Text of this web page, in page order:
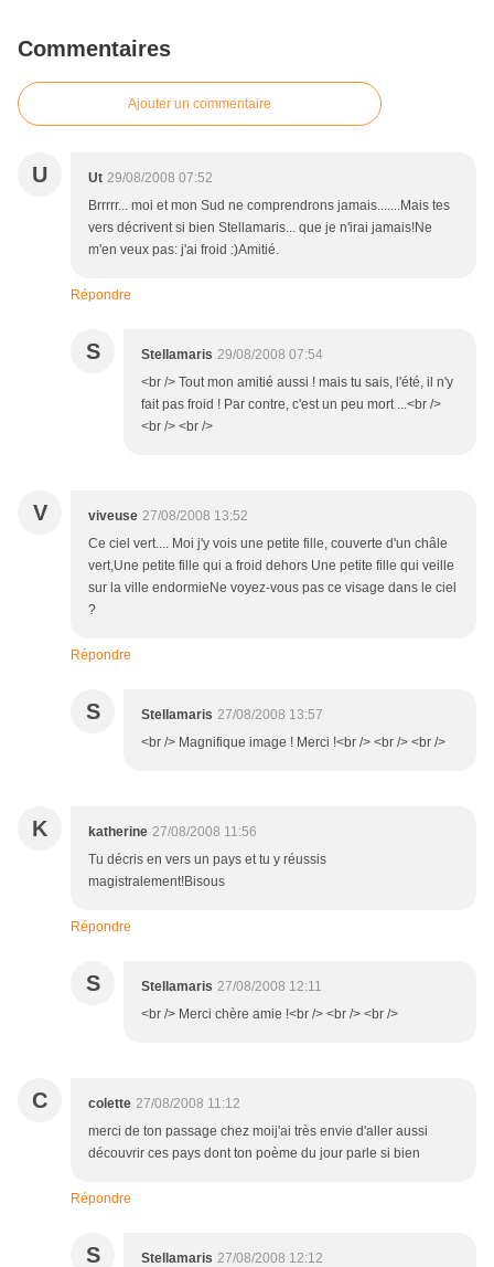
Commentaires
Ajouter un commentaire
U Ut 29/08/2008 07:52
Brrrrr... moi et mon Sud ne comprendrons jamais.......Mais tes
vers décrivent si bien Stellamaris... que je n'irai jamais!Ne
m'en veux pas: j'ai froid :)Amitié.
Répondre
S Stellamaris 29/08/2008 07:54
<br /> Tout mon amitié aussi ! mais tu sais, l'été, il n'y
fait pas froid ! Par contre, c'est un peu mort ...<br />
<br /> <br />
V viveuse 27/08/2008 13:52
Ce ciel vert.... Moi j'y vois une petite fille, couverte d'un châle
vert,Une petite fille qui a froid dehors Une petite fille qui veille
sur la ville endormieNe voyez-vous pas ce visage dans le ciel
?
Répondre
S Stellamaris 27/08/2008 13:57
<br /> Magnifique image ! Merci !<br /> <br /> <br />
K katherine 27/08/2008 11:56
Tu décris en vers un pays et tu y réussis
magistralement!Bisous
Répondre
S Stellamaris 27/08/2008 12:11
<br /> Merci chère amie !<br /> <br /> <br />
C colette 27/08/2008 11:12
merci de ton passage chez moij'ai très envie d'aller aussi
découvrir ces pays dont ton poème du jour parle si bien
Répondre
S Stellamaris 27/08/2008 12:12